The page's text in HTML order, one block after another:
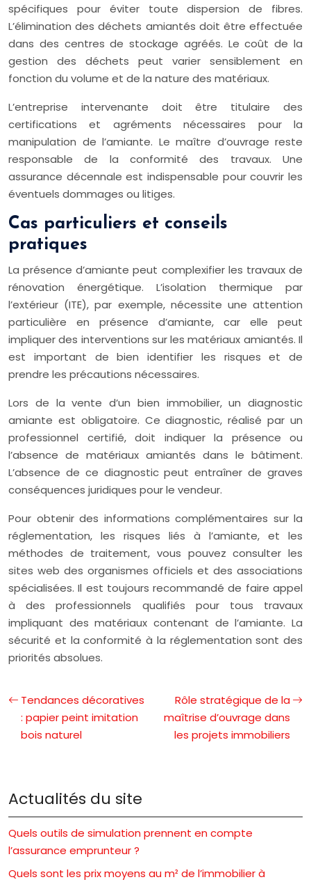
spécifiques pour éviter toute dispersion de fibres.
L’élimination des déchets amiantés doit être effectuée
dans des centres de stockage agréés. Le coût de la
gestion des déchets peut varier sensiblement en
fonction du volume et de la nature des matériaux.
L’entreprise intervenante doit être titulaire des
certifications et agréments nécessaires pour la
manipulation de l’amiante. Le maître d’ouvrage reste
responsable de la conformité des travaux. Une
assurance décennale est indispensable pour couvrir les
éventuels dommages ou litiges.
Cas particuliers et conseils
pratiques
La présence d’amiante peut complexifier les travaux de
rénovation énergétique. L’isolation thermique par
l’extérieur (ITE), par exemple, nécessite une attention
particulière en présence d’amiante, car elle peut
impliquer des interventions sur les matériaux amiantés. Il
est important de bien identifier les risques et de
prendre les précautions nécessaires.
Lors de la vente d’un bien immobilier, un diagnostic
amiante est obligatoire. Ce diagnostic, réalisé par un
professionnel certifié, doit indiquer la présence ou
l’absence de matériaux amiantés dans le bâtiment.
L’absence de ce diagnostic peut entraîner de graves
conséquences juridiques pour le vendeur.
Pour obtenir des informations complémentaires sur la
réglementation, les risques liés à l’amiante, et les
méthodes de traitement, vous pouvez consulter les
sites web des organismes officiels et des associations
spécialisées. Il est toujours recommandé de faire appel
à des professionnels qualifiés pour tous travaux
impliquant des matériaux contenant de l’amiante. La
sécurité et la conformité à la réglementation sont des
priorités absolues.
Tendances décoratives
: papier peint imitation
bois naturel
Rôle stratégique de la
maîtrise d’ouvrage dans
les projets immobiliers
Actualités du site
Quels outils de simulation prennent en compte
l’assurance emprunteur ?
Quels sont les prix moyens au m² de l’immobilier à